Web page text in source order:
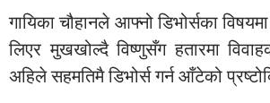
गायिका चौहानले आफ्नो डिभोर्सका
लिएर मुखखोल्दै विष्णुसँग हतारमा
अहिले सहमतिमै डिभोर्स गर्न आँटेको